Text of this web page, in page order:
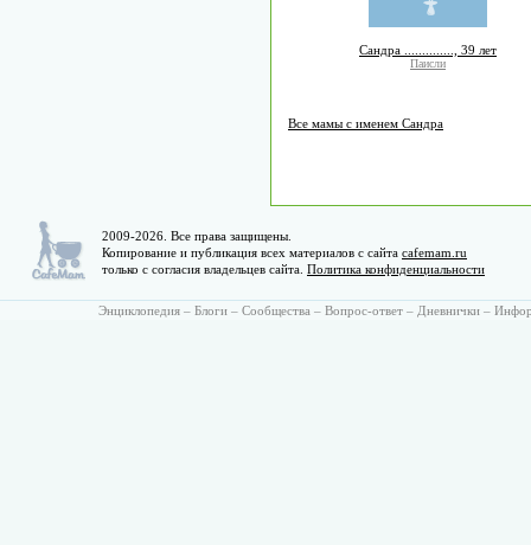
Сандра .............., 39 лет
Паисли
Все мамы с именем Сандра
2009-2026. Все права защищены.
Копирование и публикация всех материалов с сайта cafemam.ru
только с согласия владельцев сайта. Политика конфиденциальности
Энциклопедия – Блоги – Сообщества – Вопрос-ответ – Дневнички –